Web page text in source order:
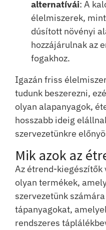
alternatívái: A
élelmiszerek,
dúsított növényi
hozzájárulnak az
fogakhoz.
Igazán friss
tudunk beszerezni,
olyan alapanyagok,
hosszabb ideig
szervezetünkre
Mik azok az
Az étrend-
olyan termékek,
szervezetünk
tápanyagokat,
rendszeres